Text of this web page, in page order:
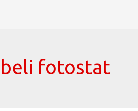
beli fotostat